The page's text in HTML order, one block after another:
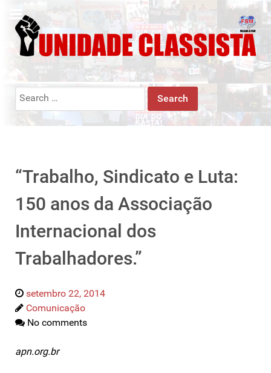
Search
“Trabalho, Sindicato e Luta:
150 anos da Associação
Internacional dos
Trabalhadores.”
setembro 22, 2014
Comunicação
No comments
apn.org.br